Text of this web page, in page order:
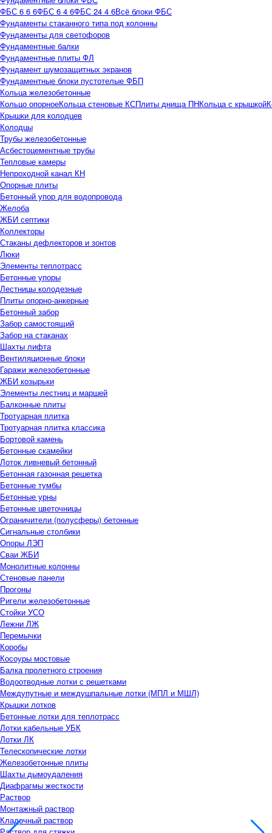
ФБС 6 6 6ФБС 6 4 6ФБС 24 4 6Всё блоки ФБС
Фундаменты стаканного типа под колонны
Фундаменты для светофоров
Фундаментные балки
Фундаментные плиты ФЛ
Фундамент шумозащитных экранов
Фундаментные блоки пустотелые ФБП
Кольца железобетонные
Кольцо опорноеКольца стеновые КСПлиты днища ПНКольца с крышкой
Крышки для колодцев
Колодцы
Трубы железобетонные
Асбестоцементные трубы
Тепловые камеры
Непроходной канал КН
Опорные плиты
Бетонный упор для водопровода
Желоба
ЖБИ септики
Коллекторы
Стаканы дефлекторов и зонтов
Люки
Элементы теплотрасс
Бетонные упоры
Лестницы колодезные
Плиты опорно-анкерные
Бетонный забор
Забор самостоящий
Забор на стаканах
Шахты лифта
Вентиляционные блоки
Гаражи железобетонные
ЖБИ козырьки
Элементы лестниц и маршей
Балконные плиты
Тротуарная плитка
Тротуарная плитка классика
Бортовой камень
Бетонные скамейки
Лоток ливневый бетонный
Бетонная газонная решетка
Бетонные тумбы
Бетонные урны
Бетонные цветочницы
Ограничители (полусферы) бетонные
Сигнальные столбики
Опоры ЛЭП
Сваи ЖБИ
Монолитные колонны
Стеновые панели
Прогоны
Ригели железобетонные
Стойки УСО
Лежни ЛЖ
Перемычки
Коробы
Косоуры мостовые
Балка пролетного строения
Водоотводные лотки с решетками
Междупутные и междушпальные лотки (МПЛ и МШЛ)
Крышки лотков
Бетонные лотки для теплотрасс
Лотки кабельные УБК
Лотки ЛК
Телескопические лотки
Железобетонные плиты
Шахты дымоудаления
Диафрагмы жесткости
Раствор
Монтажный раствор
Кладочный раствор